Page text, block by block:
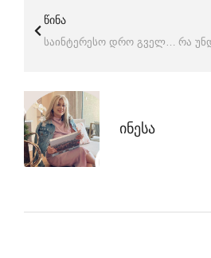
ᲬᲘᲜᲐ
Ინესა